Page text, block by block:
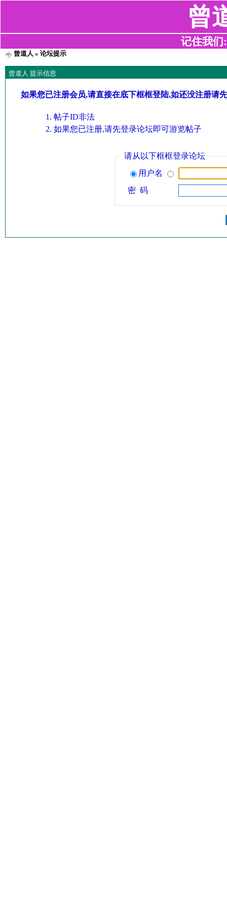
曾
记住我们
曾道人 » 论坛提示
曾道人 提示信息
如果您已注册会员,请直接在底下框框登陆,如还没注册请
帖子ID非法
如果您已注册,请先登录论坛即可游览帖子
请从以下框框登录论坛
用户名
密 码